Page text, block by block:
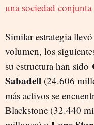
una sociedad conjunta
Similar estrategia
volumen, los
su estructura han sido
Sabadell (24.606
más activos se
Blackstone (32.440